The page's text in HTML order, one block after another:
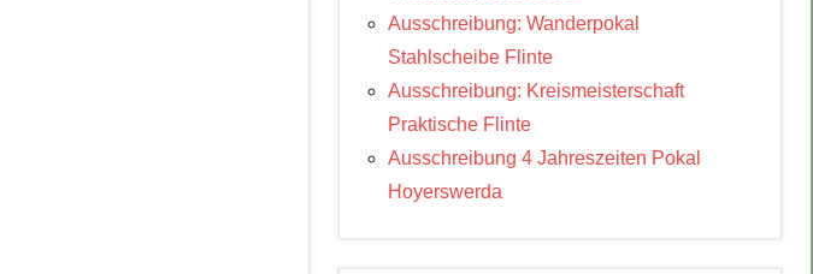
Ausschreibung: Wanderpokal
Stahlscheibe Flinte
Ausschreibung: Kreismeisterschaft
Praktische Flinte
Ausschreibung 4 Jahreszeiten Pokal
Hoyerswerda